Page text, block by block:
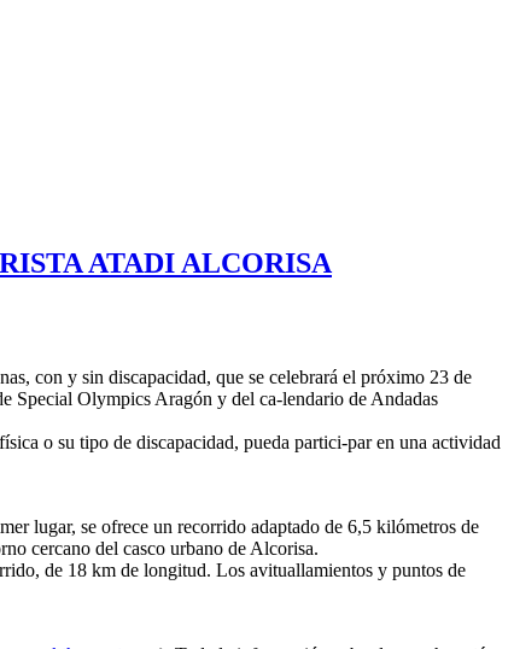
ATADI ALCORISA
con y sin discapacidad, que se celebrará el próximo 23 de
Special Olympics Aragón y del ca-lendario de Andadas
o su tipo de discapacidad, pueda partici-par en una actividad
lugar, se ofrece un recorrido adaptado de 6,5 kilómetros de
cercano del casco urbano de Alcorisa.
de 18 km de longitud. Los avituallamientos y puntos de